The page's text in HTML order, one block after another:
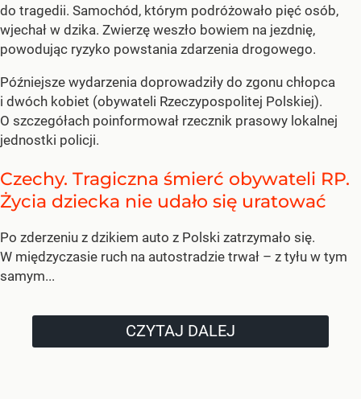
do tragedii. Samochód, którym podróżowało pięć osób,
wjechał w dzika. Zwierzę weszło bowiem na jezdnię,
powodując ryzyko powstania zdarzenia drogowego.
Późniejsze wydarzenia doprowadziły do zgonu chłopca
i dwóch kobiet (obywateli Rzeczypospolitej Polskiej).
O szczegółach poinformował rzecznik prasowy lokalnej
jednostki policji.
Czechy. Tragiczna śmierć obywateli RP.
Życia dziecka nie udało się uratować
Po zderzeniu z dzikiem auto z Polski zatrzymało się.
W międzyczasie ruch na autostradzie trwał – z tyłu w tym
samym...
CZYTAJ DALEJ